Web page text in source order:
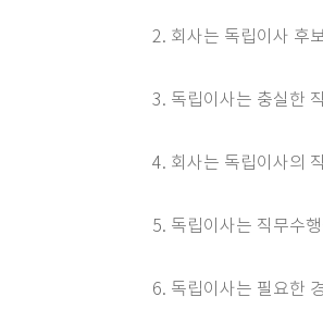
2. 회사는 독립이사 후
3. 독립이사는 충실한
4. 회사는 독립이사의
5. 독립이사는 직무수
6. 독립이사는 필요한